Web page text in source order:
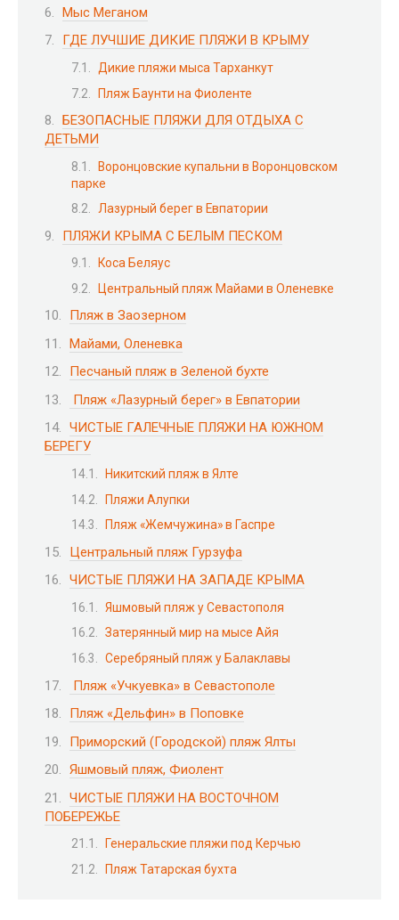
Мыс Меганом
ГДЕ ЛУЧШИЕ ДИКИЕ ПЛЯЖИ В КРЫМУ
Дикие пляжи мыса Тарханкут
Пляж Баунти на Фиоленте
БЕЗОПАСНЫЕ ПЛЯЖИ ДЛЯ ОТДЫХА С
ДЕТЬМИ
Воронцовские купальни в Воронцовском
парке
Лазурный берег в Евпатории
ПЛЯЖИ КРЫМА С БЕЛЫМ ПЕСКОМ
Коса Беляус
Центральный пляж Майами в Оленевке
Пляж в Заозерном
Майами, Оленевка
Песчаный пляж в Зеленой бухте
Пляж «Лазурный берег» в Евпатории
ЧИСТЫЕ ГАЛЕЧНЫЕ ПЛЯЖИ НА ЮЖНОМ
БЕРЕГУ
Никитский пляж в Ялте
Пляжи Алупки
Пляж «Жемчужина» в Гаспре
Центральный пляж Гурзуфа
ЧИСТЫЕ ПЛЯЖИ НА ЗАПАДЕ КРЫМА
Яшмовый пляж у Севастополя
Затерянный мир на мысе Айя
Серебряный пляж у Балаклавы
Пляж «Учкуевка» в Севастополе
Пляж «Дельфин» в Поповке
Приморский (Городской) пляж Ялты
Яшмовый пляж, Фиолент
ЧИСТЫЕ ПЛЯЖИ НА ВОСТОЧНОМ
ПОБЕРЕЖЬЕ
Генеральские пляжи под Керчью
Пляж Татарская бухта